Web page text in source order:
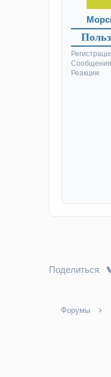
Сообщения
Реакции
Поделиться:
Форумы